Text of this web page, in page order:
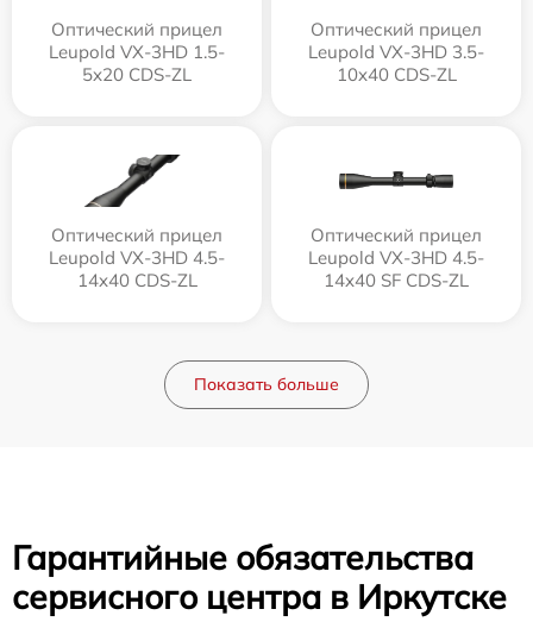
Оптический прицел
Leupold VX-3HD 1.5-
5x20 CDS-ZL
Оптический прицел
Leupold VX-3HD 3.5-
10x40 CDS-ZL
Оптический прицел
Leupold VX-3HD 4.5-
14x40 CDS-ZL
Оптический прицел
Leupold VX-3HD 4.5-
14x40 SF CDS-ZL
Показать больше
Гарантийные обязательства
сервисного центра в Иркутске